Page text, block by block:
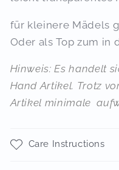
für kleinere Mädels
Oder als Top zum in
Hinweis: Es handelt
Hand Artikel. Trotz
Artikel minimale
Care Instructions